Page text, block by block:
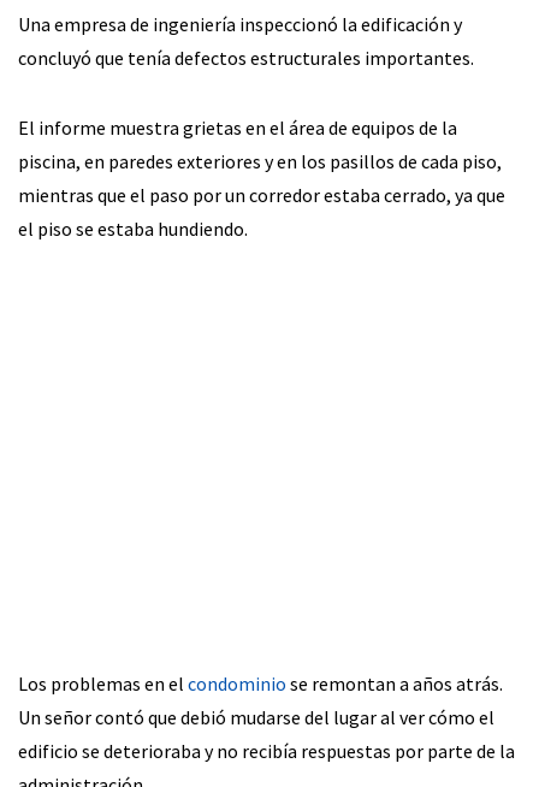
Una empresa de ingeniería inspeccionó la edificación y
concluyó que tenía defectos estructurales importantes.
El informe muestra grietas en el área de equipos de la
piscina, en paredes exteriores y en los pasillos de cada piso,
mientras que el paso por un corredor estaba cerrado, ya que
el piso se estaba hundiendo.
Los problemas en el condominio se remontan a años atrás.
Un señor contó que debió mudarse del lugar al ver cómo el
edificio se deterioraba y no recibía respuestas por parte de la